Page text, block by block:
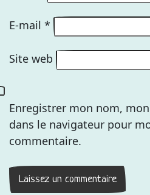
E-mail *
Site web
Enregistrer mon nom,
dans le navigateur pour
commentaire.